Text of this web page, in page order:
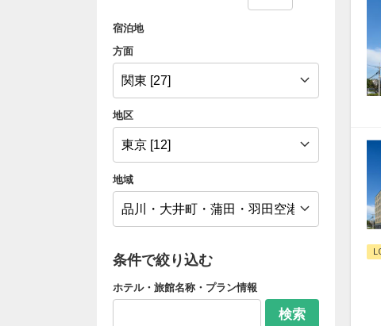
宿泊地
方面
地区
地域
条件で絞り込む
ホテル・旅館名称・プラン情報
検索